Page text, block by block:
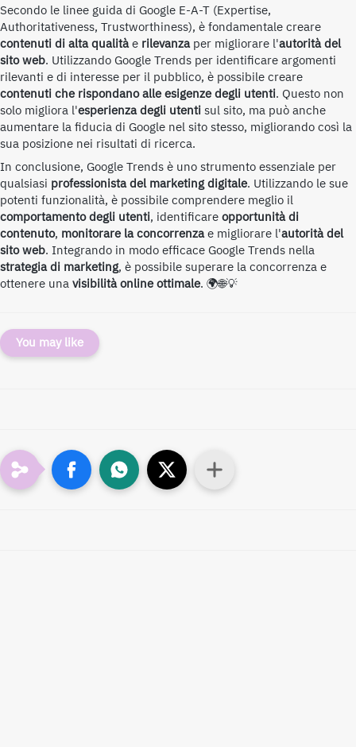
Secondo le linee guida di Google E-A-T (Expertise,
Authoritativeness, Trustworthiness), è fondamentale creare
contenuti di alta qualitàe rilevanzaper migliorare l'autorità del
sito web. Utilizzando Google Trends per identificare argomenti
rilevanti e di interesse per il pubblico, è possibile creare
contenuti che rispondano alle esigenze degli utenti. Questo non
solo migliora l'esperienza degli utentisul sito, ma può anche
aumentare la fiducia di Google nel sito stesso, migliorando così la
sua posizione nei risultati di ricerca.
In conclusione, Google Trends è uno strumento essenziale per
qualsiasi professionista del marketing digitale. Utilizzando le sue
potenti funzionalità, è possibile comprendere meglio il
comportamento degli utenti, identificareopportunità di
contenuto, monitorare la concorrenzae migliorare l'autorità del
sito web. Integrando in modo efficace Google Trends nella
strategia di marketing, è possibile superare la concorrenza e
ottenere unavisibilità online ottimale. 🌍🌐💡
You may like